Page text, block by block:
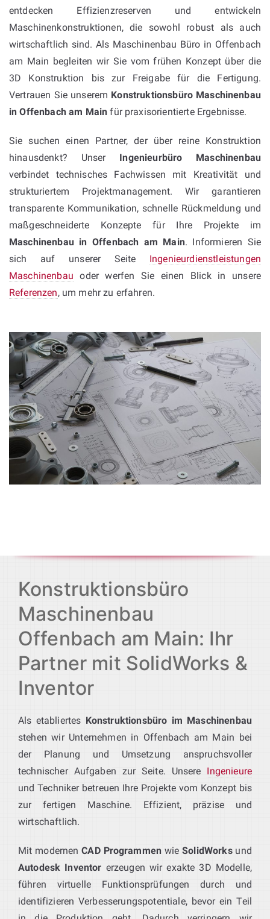
entdecken Effizienzreserven und entwickeln
Maschinenkonstruktionen, die sowohl robust als auch
wirtschaftlich sind. Als Maschinenbau Büro in Offenbach
am Main begleiten wir Sie vom frühen Konzept über die
3D Konstruktion bis zur Freigabe für die Fertigung.
Vertrauen Sie unserem Konstruktionsbüro Maschinenbau
in Offenbach am Main für praxisorientierte Ergebnisse.
Sie suchen einen Partner, der über reine Konstruktion
hinausdenkt? Unser Ingenieurbüro Maschinenbau
verbindet technisches Fachwissen mit Kreativität und
strukturiertem Projektmanagement. Wir garantieren
transparente Kommunikation, schnelle Rückmeldung und
maßgeschneiderte Konzepte für Ihre Projekte im
Maschinenbau in Offenbach am Main. Informieren Sie
sich auf unserer Seite Ingenieurdienstleistungen
Maschinenbau oder werfen Sie einen Blick in unsere
Referenzen, um mehr zu erfahren.
Konstruktionsbüro
Maschinenbau
Offenbach am Main: Ihr
Partner mit SolidWorks &
Inventor
Als etabliertes Konstruktionsbüro im Maschinenbau
stehen wir Unternehmen in Offenbach am Main bei
der Planung und Umsetzung anspruchsvoller
technischer Aufgaben zur Seite. Unsere Ingenieure
und Techniker betreuen Ihre Projekte vom Konzept bis
zur fertigen Maschine. Effizient, präzise und
wirtschaftlich.
Mit modernenCAD Programmen wieSolidWorksund
Autodesk Inventor erzeugen wir exakte 3D Modelle,
führen virtuelle Funktionsprüfungen durch und
identifizieren Verbesserungspotentiale, bevor ein Teil